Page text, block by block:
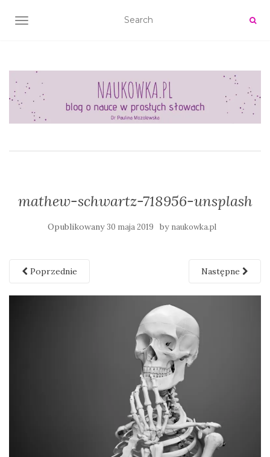
TOGGLE NAVIGATION
mathew-schwartz-718956-unsplash
Opublikowany 30 maja 2019 by naukowka.pl
Poprzednie Następne